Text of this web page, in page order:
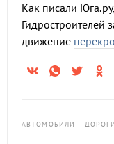
Как писали
Гидростроителей
движение
АВТОМОБИЛИ ДОРОГИ